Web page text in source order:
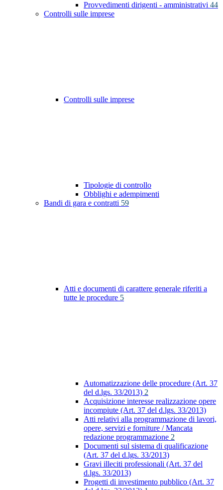
Provvedimenti dirigenti - amministrativi 44
Controlli sulle imprese
Controlli sulle imprese
Tipologie di controllo
Obblighi e adempimenti
Bandi di gara e contratti 59
Atti e documenti di carattere generale riferiti a
tutte le procedure 5
Automatizzazione delle procedure (Art. 37
del d.lgs. 33/2013) 2
Acquisizione interesse realizzazione opere
incompiute (Art. 37 del d.lgs. 33/2013)
Atti relativi alla programmazione di lavori,
opere, servizi e forniture / Mancata
redazione programmazione 2
Documenti sul sistema di qualificazione
(Art. 37 del d.lgs. 33/2013)
Gravi illeciti professionali (Art. 37 del
d.lgs. 33/2013)
Progetti di investimento pubblico (Art. 37